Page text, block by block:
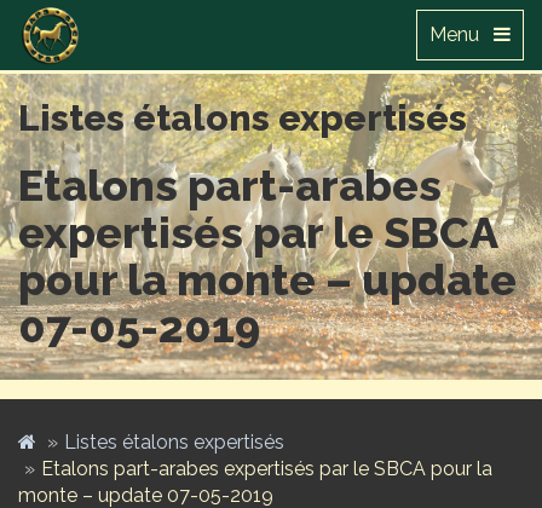
Menu
Listes étalons expertisés
Etalons part-arabes
expertisés par le SBCA
pour la monte – update
07-05-2019
Listes étalons expertisés
Etalons part-arabes expertisés par le SBCA pour la
monte – update 07-05-2019